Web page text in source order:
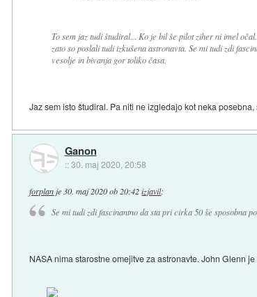
To sem jaz tudi študiral... Ko je bil še pilot ziher ni imel
zato so poslali tudi izkušena astronavta. Se mi tudi zdi
vesolje in bivanja gor toliko časa.
Jaz sem isto študiral. Pa niti ne izgledajo kot neka
Ganon
::30. maj 2020, 20:58
forplan je 30. maj 2020 ob 20:42 izjavil:
Se mi tudi zdi fascinantno da sta pri cirka 50 še sposobna
NASA nima starostne omejitve za astronavte. John Glenn